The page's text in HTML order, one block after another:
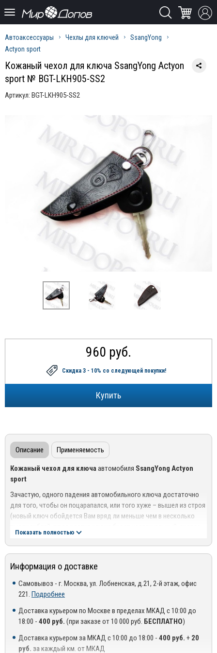
Автоаксессуары Чехлы для ключей
SsangYong
Actyon sport
Кожаный чехол для ключа SsangYong Actyon
sport № BGT-LKH905-SS2
Артикул: BGT-LKH905-SS2
960 руб.
Скидка 3 - 10% со следующей покупки!
Описание Применяемость
Кожаный чехол для ключаавтомобиля SsangYong Actyon
sport
Зачастую, одного падения автомобильного ключа достаточно
для того, чтобы он поцарапался, или того хуже – вышел из строя
(новый ключ обойдется Вам вряд ли меньше чем в несколько
всего китайский)
Компания MIRDOPOV предлагаетключницу для ключа
автомобиля SsangYong, изготовленную из
высококачественной натуральной кожи, которая защитит Ваш
ключ от удара при падении, загрязнения и царапин. Чехол прошит
по краям красной капроновой нитью, что добавляет чехлу
особую оригинальность.
У чехла имеется крепление для ключей в виде стандартного
Показать полностью
Информация о доставке
Самовывоз - г. Москва, ул. Лобненская, д.21, 2-й этаж, офис
221. Подробнее
Доставка курьером по Москве в пределах МКАД с 10:00 до
18:00 - 400 руб. (при заказе от 10 000 руб. БЕСПЛАТНО)
Доставка курьером за МКАД с 10:00 до 18:00 - 400 руб. + 20
руб. за каждый км. от МКАД